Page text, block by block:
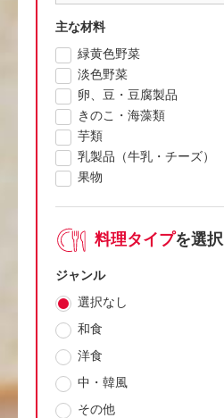
主な材料
緑黄色野菜
淡色野菜
卵、豆・豆腐製品
きのこ・海藻類
芋類
乳製品（牛乳・チーズ）
果物
料理タイプを選択
ジャンル
選択なし
和食
洋食
中・韓風
その他